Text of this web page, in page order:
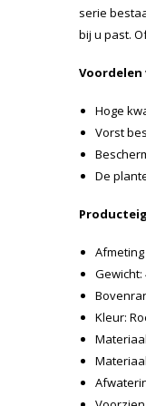
serie
bij u past.
Hoge
Vorst
De
Afmeting
Gewicht:
Kleur: